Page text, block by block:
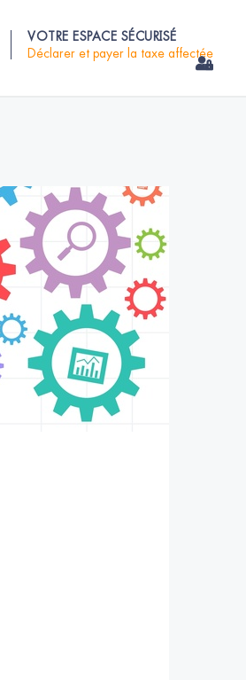
VOTRE ESPACE SÉCURISÉ
Déclarer et payer la taxe affectée